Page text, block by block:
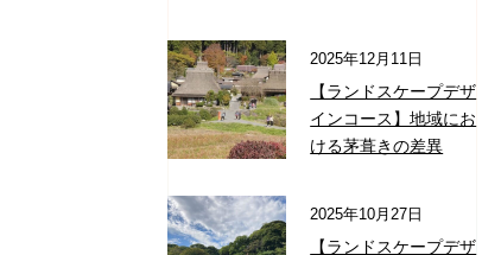
2025年12月11日
【ランドスケープデザ
インコース】地域にお
ける茅葺きの差異
2025年10月27日
【ランドスケープデザ